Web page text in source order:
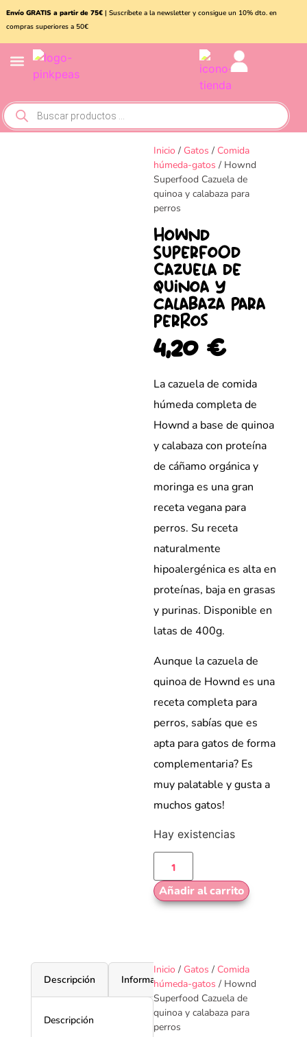
Envío GRATIS a partir de 75€| Suscríbete a la newsletter y consigue un 10% dto. en
compras superiores a 50€
Inicio / Gatos / Comida
húmeda-gatos / Hownd
Superfood Cazuela de
quinoa y calabaza para
perros
Hownd
Superfood
Cazuela de
quinoa y
calabaza para
perros
4,20 €
La cazuela de comida
húmeda completa de
Hownd a base de quinoa
y calabaza con proteína
de cáñamo orgánica y
moringa es una gran
receta vegana para
perros. Su receta
naturalmente
hipoalergénica es alta en
proteínas, baja en grasas
y purinas. Disponible en
latas de 400g.
Aunque la cazuela de
quinoa de Hownd es una
receta completa para
perros, sabías que es
apta para gatos de forma
complementaria? Es
muy palatable y gusta a
muchos gatos!
Hay existencias
Añadir al carrito
Descripción Información adicional Ingredientes
Descripción
Inicio / Gatos / Comida
húmeda-gatos / Hownd
Superfood Cazuela de
quinoa y calabaza para
perros